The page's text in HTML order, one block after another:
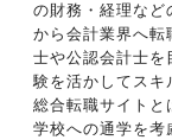
の財務・経理など
から会計業界へ転
士や公認会計士を
験を活かしてスキ
総合転職サイトと
学校への通学を考